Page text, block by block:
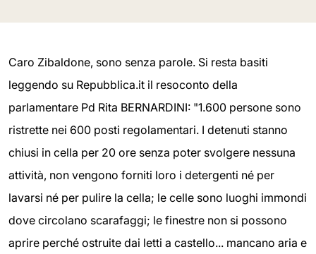
Caro Zibaldone, sono senza parole. Si resta basiti
leggendo su Repubblica.it il resoconto della
parlamentare Pd Rita BERNARDINI: "1.600 persone sono
ristrette nei 600 posti regolamentari. I detenuti stanno
chiusi in cella per 20 ore senza poter svolgere nessuna
attività, non vengono forniti loro i detergenti né per
lavarsi né per pulire la cella; le celle sono luoghi immondi
dove circolano scarafaggi; le finestre non si possono
aprire perché ostruite dai letti a castello... mancano aria e